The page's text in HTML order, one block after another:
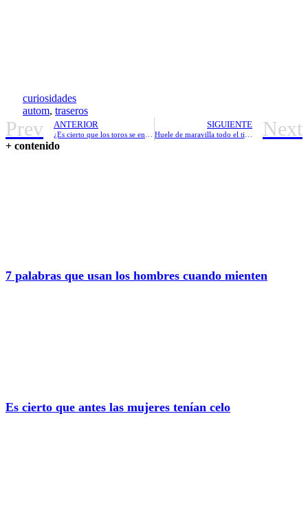
curiosidades
autom, traseros
Prev ANTERIOR SIGUIENTE Next
+ contenido
7 palabras que usan los hombres cuando mienten
Es cierto que antes las mujeres tenían celo